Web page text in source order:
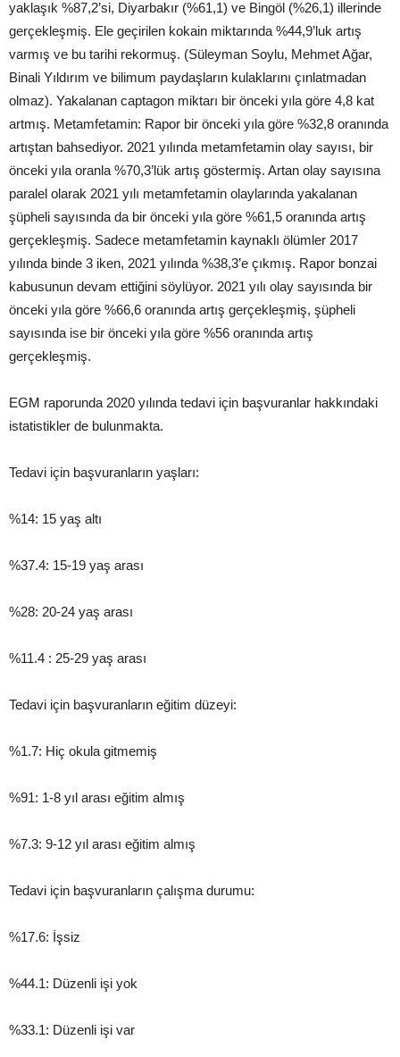
yaklaşık %87,2’si, Diyarbakır (%61,1) ve Bingöl (%26,1) illerinde
gerçekleşmiş. Ele geçirilen kokain miktarında %44,9’luk artış
varmış ve bu tarihi rekormuş. (Süleyman Soylu, Mehmet Ağar,
Binali Yıldırım ve bilimum paydaşların kulaklarını çınlatmadan
olmaz). Yakalanan captagon miktarı bir önceki yıla göre 4,8 kat
artmış. Metamfetamin: Rapor bir önceki yıla göre %32,8 oranında
artıştan bahsediyor. 2021 yılında metamfetamin olay sayısı, bir
önceki yıla oranla %70,3’lük artış göstermiş. Artan olay sayısına
paralel olarak 2021 yılı metamfetamin olaylarında yakalanan
şüpheli sayısında da bir önceki yıla göre %61,5 oranında artış
gerçekleşmiş. Sadece metamfetamin kaynaklı ölümler 2017
yılında binde 3 iken, 2021 yılında %38,3’e çıkmış. Rapor bonzai
kabusunun devam ettiğini söylüyor. 2021 yılı olay sayısında bir
önceki yıla göre %66,6 oranında artış gerçekleşmiş, şüpheli
sayısında ise bir önceki yıla göre %56 oranında artış
gerçekleşmiş.
EGM raporunda 2020 yılında tedavi için başvuranlar hakkındaki
istatistikler de bulunmakta.
Tedavi için başvuranların yaşları:
%14: 15 yaş altı
%37.4: 15-19 yaş arası
%28: 20-24 yaş arası
%11.4 : 25-29 yaş arası
Tedavi için başvuranların eğitim düzeyi:
%1.7: Hiç okula gitmemiş
%91: 1-8 yıl arası eğitim almış
%7.3: 9-12 yıl arası eğitim almış
Tedavi için başvuranların çalışma durumu:
%17.6: İşsiz
%44.1: Düzenli işi yok
%33.1: Düzenli işi var